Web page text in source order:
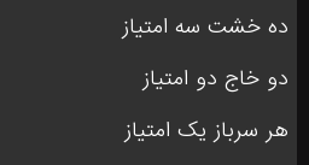
ده خشت سه امتیاز
دو خاج دو امتیاز
هر سرباز یک امتیاز